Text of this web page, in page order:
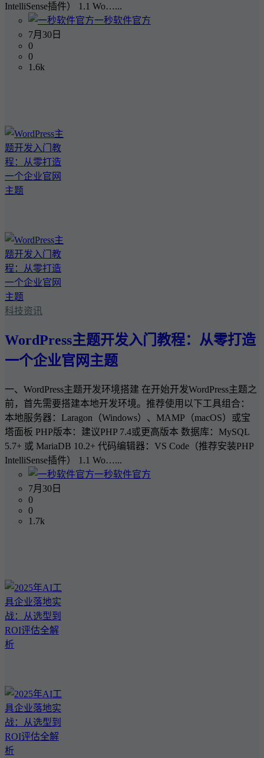
IntelliSense插件） 1.1 Wo…...
一秒软件官方
7月30日
0
0
1.6k
科技资讯
WordPress主题开发入门教程：从零打造
一个企业官网主题
一、WordPress主题开发环境搭建 在开始开发WordPress主题之
前，首先需要搭建本地开发环境。推荐使用以下工具组合：
本地服务器：Laragon（Windows）、MAMP（macOS）或宝
塔面板 PHP版本：建议PHP 7.4或更高版本 数据库：MySQL
5.7+ 或 MariaDB 10.2+ 代码编辑器：VS Code（推荐安装PHP
IntelliSense插件） 1.1 Wo…...
一秒软件官方
7月30日
0
0
1.7k